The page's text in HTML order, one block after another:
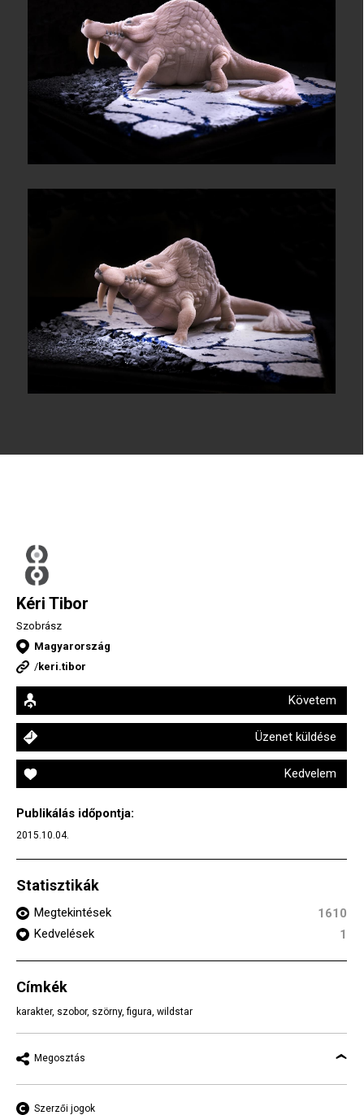
Kéri Tibor
Szobrász
Magyarország
/keri.tibor
Követem
Üzenet küldése
Kedvelem
Publikálás időpontja:
2015.10.04.
Statisztikák
Megtekintések
1610
Kedvelések
1
Címkék
karakter, szobor, szörny,figura wildstar
Megosztás
Szerzői jogok